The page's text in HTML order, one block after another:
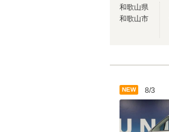
和歌山県
和歌山市
NEW 8/3